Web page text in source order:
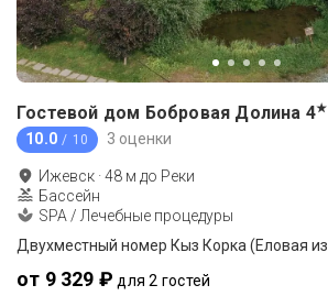
Гостевой дом Бобровая Долина 4★
10.0 / 10 3 оценки
Ижевск ·48 м до Реки
Бассейн
SPA / Лечебные процедуры
от 9 329 ₽ для 2 гостей